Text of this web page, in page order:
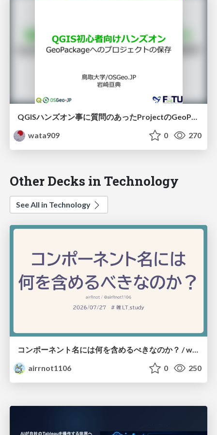
QGISハンズオン事に質問のあったProjectのGeoPackageへの保存方法についての、補足の資料です。
wata909
0 270
Other Decks in Technology
See All in Technology
airrnot1106
0 250